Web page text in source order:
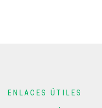
ENLACES ÚTILES